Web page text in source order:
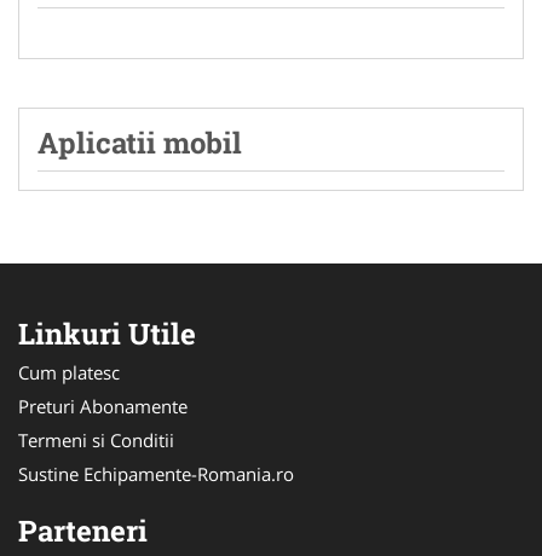
Aplicatii mobil
Linkuri Utile
Cum platesc
Preturi Abonamente
Termeni si Conditii
Sustine Echipamente-Romania.ro
Parteneri